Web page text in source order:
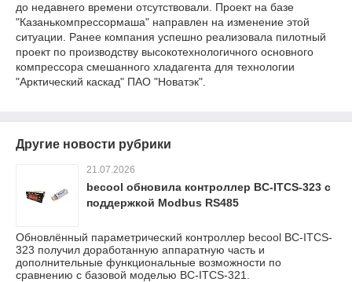
до недавнего времени отсутствовали. Проект на базе
"Казанькомпрессормаша" направлен на изменение этой
ситуации. Ранее компания успешно реализовала пилотный
проект по производству высокотехнологичного основного
компрессора смешанного хладагента для технологии
"Арктический каскад" ПАО "Новатэк".
Другие новости рубрики
21.07.2026
becool обновила контроллер BC-ITCS-323 с
поддержкой Modbus RS485
Обновлённый параметрический контроллер becool BC-ITCS-
323 получил доработанную аппаратную часть и
дополнительные функциональные возможности по
сравнению с базовой моделью BC-ITCS-321.